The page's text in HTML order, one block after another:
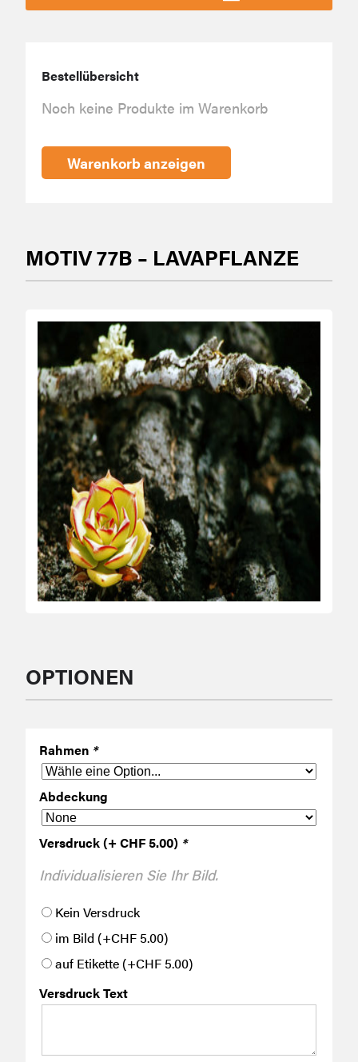
MOTIV 77B – LAVAPFLANZE
OPTIONEN
Rahmen *
Abdeckung
Versdruck (+ CHF 5.00) *
Individualisieren Sie Ihr Bild.
Kein Versdruck
im Bild (+CHF 5.00)
auf Etikette (+CHF 5.00)
Versdruck Text
Bestellübersicht
Noch keine Produkte im Warenkorb
Warenkorb anzeigen